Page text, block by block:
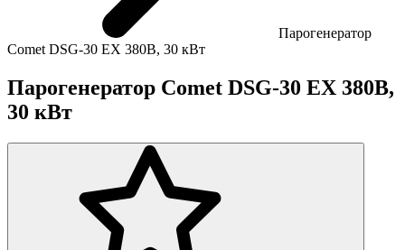
Парогенератор
Comet DSG-30 EX 380В, 30 кВт
Парогенератор Comet DSG-30 EX 380В,
30 кВт